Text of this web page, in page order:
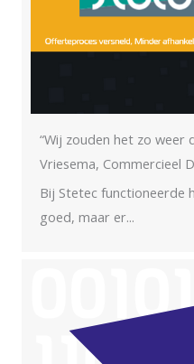
“Wij zouden het zo weer
Vriesema, Commercieel
Bij Stetec functioneerde
goed, maar er...